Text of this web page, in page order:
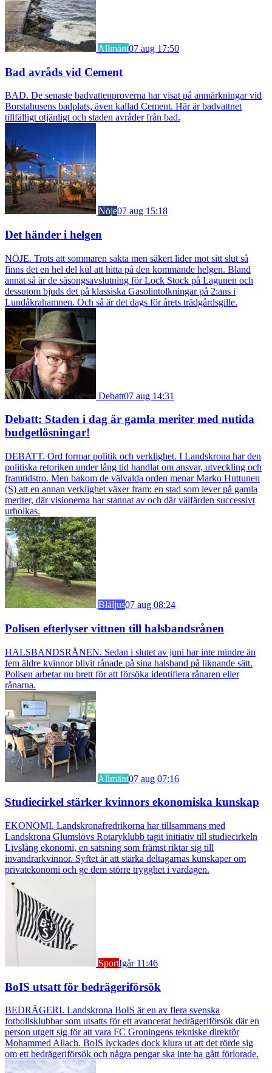
Allmänt07 aug 17:50
Bad avråds vid Cement
BAD. De senaste badvattenproverna har visat på anmärkningar vid
Borstahusens badplats, även kallad Cement. Här är badvattnet
tillfälligt otjänligt och staden avråder från bad.
Nöje07 aug 15:18
Det händer i helgen
NÖJE. Trots att sommaren sakta men säkert lider mot sitt slut så
finns det en hel del kul att hitta på den kommande helgen. Bland
annat så är de säsongsavslutning för Lock Stock på Lagunen och
dessutom bjuds det på klassiska Gasolintolkningar på 2:ans i
Lundåkrahamnen. Och så är det dags för årets trädgårdsgille.
Debatt07 aug 14:31
Debatt: Staden i dag är gamla meriter med nutida
budgetlösningar!
DEBATT. Ord formar politik och verklighet. I Landskrona har den
politiska retoriken under lång tid handlat om ansvar, utveckling och
framtidstro. Men bakom de välvalda orden menar Marko Huttunen
(S) att en annan verklighet växer fram: en stad som lever på gamla
meriter, där visionerna har stannat av och där välfärden successivt
urholkas.
Blåljus07 aug 08:24
Polisen efterlyser vittnen till halsbandsrånen
HALSBANDSRÅNEN. Sedan i slutet av juni har inte mindre än
fem äldre kvinnor blivit rånade på sina halsband på liknande sätt.
Polisen arbetar nu brett för att försöka identifiera rånaren eller
rånarna.
Allmänt07 aug 07:16
Studiecirkel stärker kvinnors ekonomiska kunskap
EKONOMI. Landskronafredrikorna har tillsammans med
Landskrona Glumslövs Rotaryklubb tagit initiativ till studiecirkeln
Livslång ekonomi, en satsning som främst riktar sig till
invandrarkvinnor. Syftet är att stärka deltagarnas kunskaper om
privatekonomi och ge dem större trygghet i vardagen.
SportIgår 11:46
BoIS utsatt för bedrägeriförsök
BEDRÄGERI. Landskrona BoIS är en av flera svenska
fotbollsklubbar som utsatts för ett avancerat bedrägeriförsök där en
person utgett sig för att vara FC Groningens tekniske direktör
Mohammed Allach. BoIS lyckades dock klura ut att det rörde sig
om ett bedrägeriförsök och några pengar ska inte ha gått förlorade.